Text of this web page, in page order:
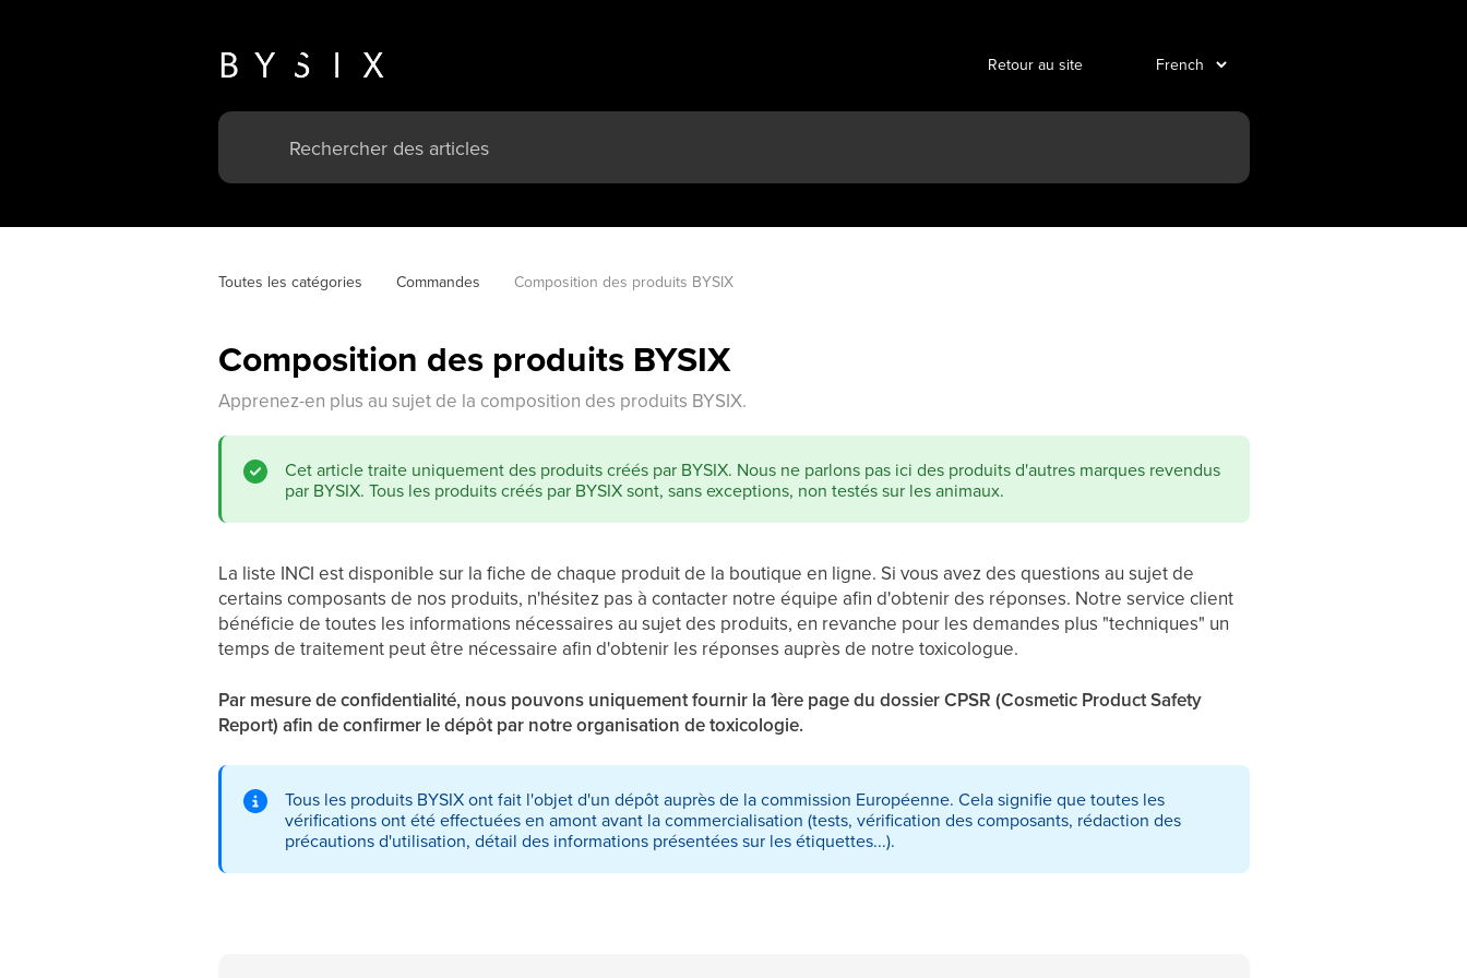
Retour au site
Toutes les catégories Commandes Composition des produits BYSIX
Composition des produits BYSIX
Apprenez-en plus au sujet de la composition des produits BYSIX.
Cet article traite uniquement des produits créés par BYSIX. Nous ne parlons pas ici des produits d'autres marques revendus
par BYSIX. Tous les produits créés par BYSIX sont, sans exceptions, non testés sur les animaux.
La liste INCI est disponible sur la fiche de chaque produit de la boutique en ligne. Si vous avez des questions au sujet de
certains composants de nos produits, n'hésitez pas à contacter notre équipe afin d'obtenir des réponses. Notre service client
bénéficie de toutes les informations nécessaires au sujet des produits, en revanche pour les demandes plus "techniques" un
temps de traitement peut être nécessaire afin d'obtenir les réponses auprès de notre toxicologue.
Par mesure de confidentialité, nous pouvons uniquement fournir la 1ère page du dossier CPSR (Cosmetic Product Safety
Report) afin de confirmer le dépôt par notre organisation de toxicologie.
Tous les produits BYSIX ont fait l'objet d'un dépôt auprès de la commission Européenne. Cela signifie que toutes les
vérifications ont été effectuées en amont avant la commercialisation (tests, vérification des composants, rédaction des
précautions d'utilisation, détail des informations présentées sur les étiquettes...).